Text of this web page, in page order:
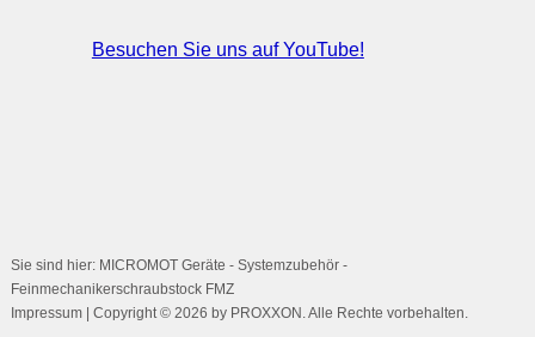
Besuchen Sie uns auf YouTube!
Sie sind hier: MICROMOT Geräte - Systemzubehör -
Feinmechanikerschraubstock FMZ
Impressum| Copyright © 2026 by PROXXON. Alle Rechte vorbehalten.